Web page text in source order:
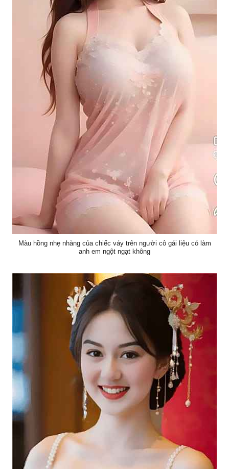
Màu hồng nhẹ nhàng của chiếc váy trên người cô gái liệu có làm
anh em ngột ngạt không